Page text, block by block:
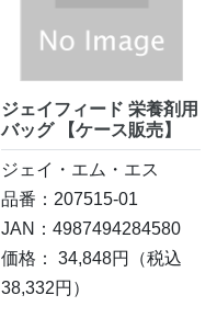
ジェイフィード 栄養剤用
バッグ 【ケース販売】
ジェイ・エム・エス
品番：207515-01
JAN：4987494284580
価格： 34,848円
（税込
38,332円）